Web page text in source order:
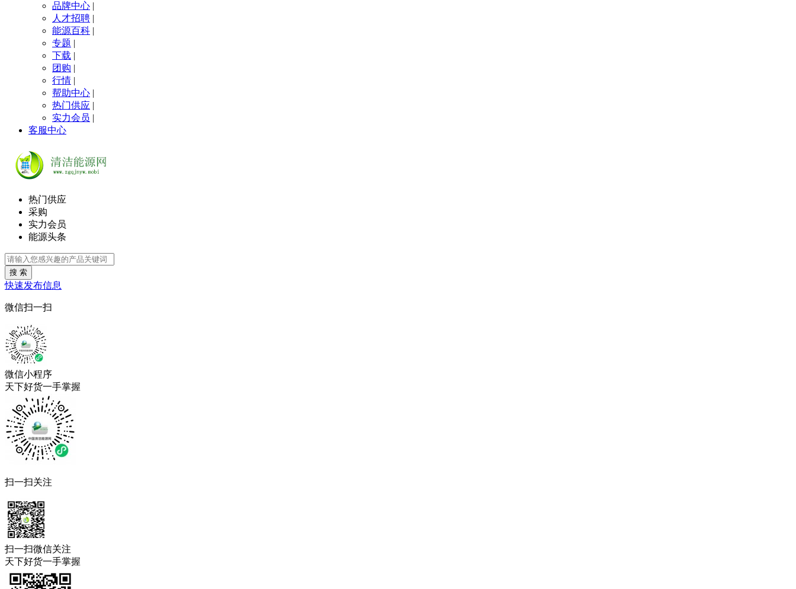
品牌中心 |
人才招聘 |
能源百科 |
专题 |
下载 |
团购 |
行情 |
帮助中心 |
热门供应 |
实力会员 |
客服中心
热门供应
采购
实力会员
能源头条
搜 索
快速发布信息
微信扫一扫
微信小程序
天下好货一手掌握
扫一扫关注
扫一扫微信关注
天下好货一手掌握